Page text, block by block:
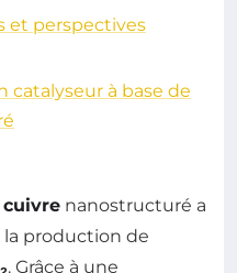
et perspectives
catalyseur à base de
cuivre nanostructuré a
production de
. Grâce à une